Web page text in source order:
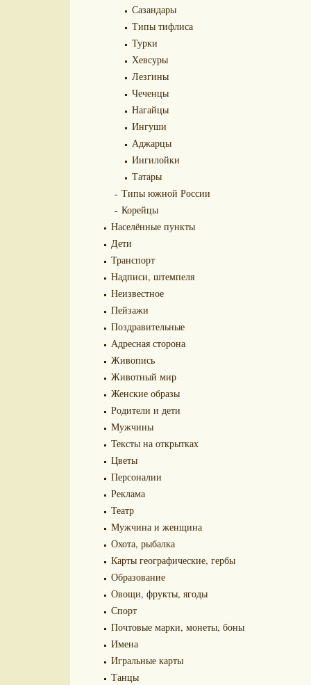
Сазандары
Типы тифлиса
Турки
Хевсуры
Лезгины
Чеченцы
Нагайцы
Ингуши
Аджарцы
Ингилойки
Татары
Типы южной России
Корейцы
Населённые пункты
Дети
Транспорт
Надписи, штемпеля
Неизвестное
Пейзажи
Поздравительные
Адресная сторона
Живопись
Животный мир
Женские образы
Родители и дети
Мужчины
Тексты на открытках
Цветы
Персоналии
Реклама
Театр
Мужчина и женщина
Охота, рыбалка
Карты географические, гербы
Образование
Овощи, фрукты, ягоды
Спорт
Почтовые марки, монеты, боны
Имена
Игральные карты
Танцы